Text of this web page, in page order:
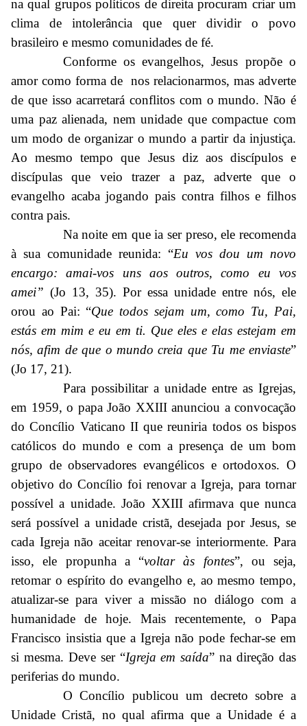
na qual grupos políticos de direita procuram criar um
clima de intolerância que quer dividir o povo
brasileiro e mesmo comunidades de fé.
Conforme os evangelhos, Jesus propõe o
amor como forma de nos relacionarmos, mas adverte
de que isso acarretará conflitos com o mundo. Não é
uma paz alienada, nem unidade que compactue com
um modo de organizar o mundo a partir da injustiça.
Ao mesmo tempo que Jesus diz aos discípulos e
discípulas que veio trazer a paz, adverte que o
evangelho acaba jogando pais contra filhos e filhos
contra pais.
Na noite em que ia ser preso, ele recomenda
à sua comunidade reunida: “Eu vos dou um novo
encargo: amai-vos uns aos outros, como eu vos
amei” (Jo 13, 35). Por essa unidade entre nós, ele
orou ao Pai: “Que todos sejam um, como Tu, Pai,
estás em mim e eu em ti. Que eles e elas estejam em
nós, afim de que o mundo creia que Tu me enviaste”
(Jo 17, 21).
Para possibilitar a unidade entre as Igrejas,
em 1959, o papa João XXIII anunciou a convocação
do Concílio Vaticano II que reuniria todos os bispos
católicos do mundo e com a presença de um bom
grupo de observadores evangélicos e ortodoxos. O
objetivo do Concílio foi renovar a Igreja, para tornar
possível a unidade. João XXIII afirmava que nunca
será possível a unidade cristã, desejada por Jesus, se
cada Igreja não aceitar renovar-se interiormente. Para
isso, ele propunha a “voltar às fontes”, ou seja,
retomar o espírito do evangelho e, ao mesmo tempo,
atualizar-se para viver a missão no diálogo com a
humanidade de hoje. Mais recentemente, o Papa
Francisco insistia que a Igreja não pode fechar-se em
si mesma. Deve ser “Igreja em saída” na direção das
periferias do mundo.
O Concílio publicou um decreto sobre a
Unidade Cristã, no qual afirma que a Unidade é a